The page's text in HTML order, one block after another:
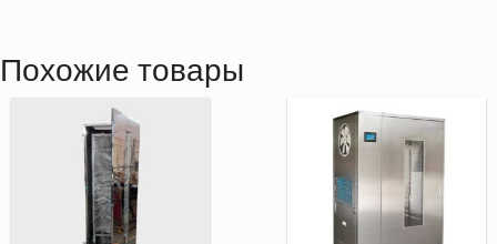
Похожие товары